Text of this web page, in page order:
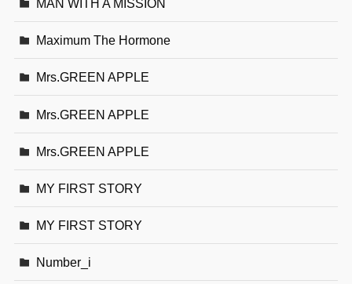
MAN WITH A MISSION
Maximum The Hormone
Mrs.GREEN APPLE
Mrs.GREEN APPLE
Mrs.GREEN APPLE
MY FIRST STORY
MY FIRST STORY
Number_i